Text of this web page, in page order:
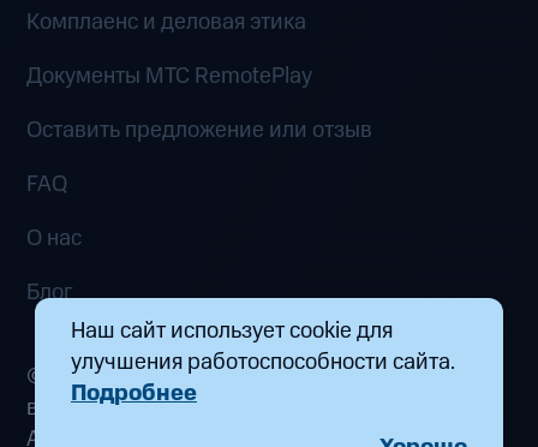
Наш сайт использует cookie для
улучшения работоспособности сайта.
Подробнее
Комплаенс и деловая этика
Документы MTC RemotePlay
Оставить предложение или отзыв
FAQ
О нас
Блог
© 2026 ООО «Маркетплейс распределенных
вычислений». Все права защищены
Адрес: 115432, г. Москва, пр-кт Андропова, д.